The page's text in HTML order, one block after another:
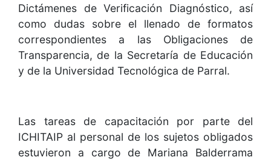
Dictámenes de Verificación Diagnóstico, así
como dudas sobre el llenado de formatos
correspondientes a las Obligaciones de
Transparencia, de la Secretaría de Educación
y de la Universidad Tecnológica de Parral.
Las tareas de capacitación por parte del
ICHITAIP al personal de los sujetos obligados
estuvieron a cargo de Mariana Balderrama